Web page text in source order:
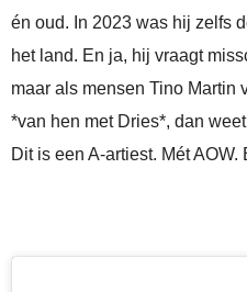
én oud. In 2023 was hij zelfs
het land. En ja, hij vraagt
maar als mensen Tino Martin
*van hen met Dries*, dan
Dit is een A-artiest. Mét